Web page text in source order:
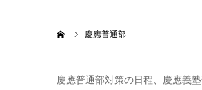
慶應普通部
慶應普通部対策の日程、慶應義